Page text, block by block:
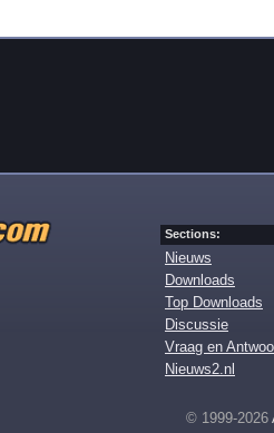
Sections:
Nieuws
Downloads
Top Downloads
Discussie
Vraag en
Nieuws2.nl
© 1999-2026